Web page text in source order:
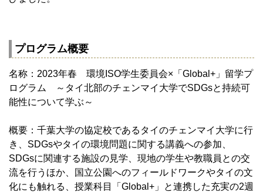
プログラム概要
名称：2023年春 環境ISO学生委員会×「Global+」留学プ
ログラム ～タイ北部のチェンマイ大学でSDGsと持続可
能性について学ぶ～
概要：千葉大学の協定校であるタイのチェンマイ大学に行
き、SDGsやタイの環境問題に関する講義への参加、
SDGsに関連する施設の見学、現地の学生や教職員との交
流を行うほか、国立公園へのフィールドワークやタイの文
化にも触れる、授業科目「Global+」と連携した充実の2週